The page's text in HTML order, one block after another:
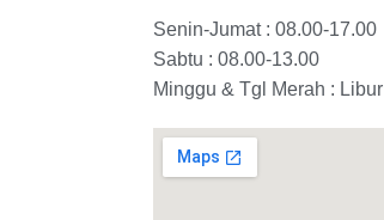
Senin-Jumat : 08.00-17.00
Sabtu : 08.00-13.00
Minggu & Tgl Merah : Libur